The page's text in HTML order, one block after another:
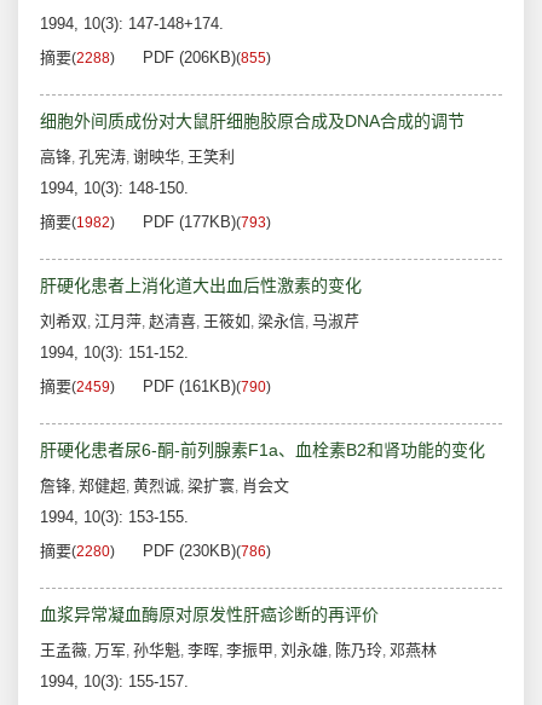
1994, 10(3): 147-148+174.
摘要(2288) PDF (206KB)(855)
细胞外间质成份对大鼠肝细胞胶原合成及DNA合成的调节
高锋, 孔宪涛, 谢映华, 王笑利
1994, 10(3): 148-150.
摘要(1982) PDF (177KB)(793)
肝硬化患者上消化道大出血后性激素的变化
刘希双, 江月萍, 赵清喜, 王筱如 , 梁永信, 马淑芹
1994, 10(3): 151-152.
摘要(2459) PDF (161KB)(790)
肝硬化患者尿6-酮-前列腺素F1a、血栓素B2和肾功能的变化
詹锋, 郑健超, 黄烈诚, 梁扩寰, 肖会文
1994, 10(3): 153-155.
摘要(2280) PDF (230KB)(786)
血浆异常凝血酶原对原发性肝癌诊断的再评价
王孟薇, 万军, 孙华魁, 李晖, 李振甲, 刘永雄, 陈乃玲, 邓燕林
1994, 10(3): 155-157.